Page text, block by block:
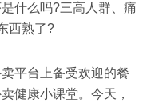
什么吗?三高人群、痛
西熟了?
平台上备受欢迎的餐
健康小课堂。今天，